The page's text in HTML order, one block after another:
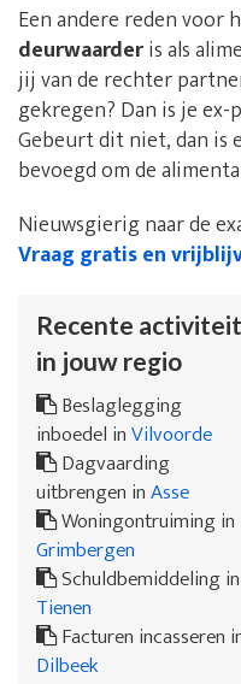
Een andere reden voor
deurwaarderis als
jij van de rechter
gekregen? Dan is je
Gebeurt dit niet, dan is
bevoegd om de
Nieuwsgierig naar de
Vraag gratis en
Recente
in jouw regio
Beslaglegging
inboedel inVilvoorde
Dagvaarding
uitbrengen inAsse
Woningontruiming in
Grimbergen
Schuldbemiddeling in
Tienen
Facturen incasseren
Dilbeek